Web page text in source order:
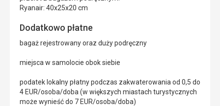
Ryanair: 40x25x20 cm
Dodatkowo płatne
bagaż rejestrowany oraz duży podręczny
miejsca w samolocie obok siebie
podatek lokalny płatny podczas zakwaterowania od 0,5 do
4 EUR/osoba/doba (w większych miastach turystycznych
może wynieść do 7 EUR/osoba/doba)